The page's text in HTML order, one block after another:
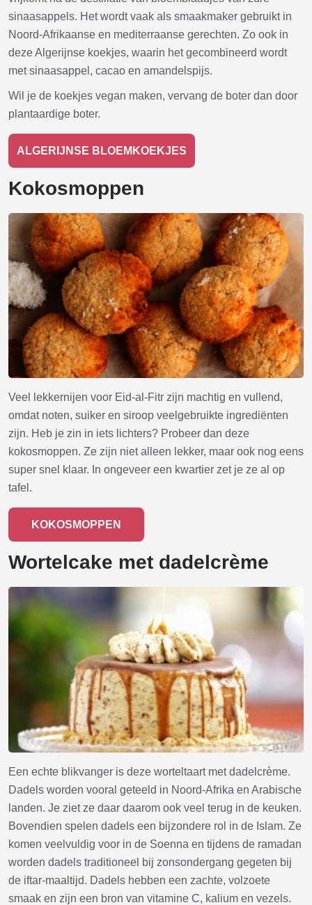
sinaasappels. Het wordt vaak als smaakmaker gebruikt in
Noord-Afrikaanse en mediterraanse gerechten. Zo ook in
deze Algerijnse koekjes, waarin het gecombineerd wordt
met sinaasappel, cacao en amandelspijs.
Wil je de koekjes vegan maken, vervang de boter dan door
plantaardige boter.
ALGERIJNSE BLOEMKOEKJES
Kokosmoppen
Veel lekkernijen voor Eid-al-Fitr zijn machtig en vullend,
omdat noten, suiker en siroop veelgebruikte ingrediënten
zijn. Heb je zin in iets lichters? Probeer dan deze
kokosmoppen. Ze zijn niet alleen lekker, maar ook nog eens
super snel klaar. In ongeveer een kwartier zet je ze al op
tafel.
KOKOSMOPPEN
Wortelcake met dadelcrème
Een echte blikvanger is deze worteltaart met dadelcrème.
Dadels worden vooral geteeld in Noord-Afrika en Arabische
landen. Je ziet ze daar daarom ook veel terug in de keuken.
Bovendien spelen dadels een bijzondere rol in de Islam. Ze
komen veelvuldig voor in de Soenna en tijdens de ramadan
worden dadels traditioneel bij zonsondergang gegeten bij
de iftar-maaltijd. Dadels hebben een zachte, volzoete
smaak en zijn een bron van vitamine C, kalium en vezels.